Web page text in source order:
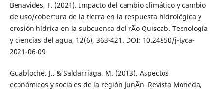
Benavides, F. (2021). Impacto del cambio climático y cambio
de uso/cobertura de la tierra en la respuesta hidrológica y
erosión hídrica en la subcuenca del rÃ­o Quiscab. Tecnología
y ciencias del agua, 12(6), 363-421. DOI: 10.24850/j-tyca-
2021-06-09
Guabloche, J., & Saldarriaga, M. (2013). Aspectos
económicos y sociales de la región JunÃ­n. Revista Moneda,